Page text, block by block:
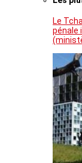
Le
pénale